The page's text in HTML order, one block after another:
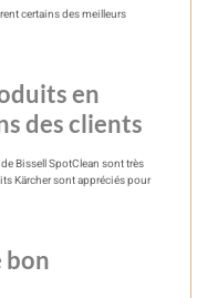
certains des meilleurs
en
des clients
Bissell SpotClean sont très
Kärcher sont appréciés pour
bon